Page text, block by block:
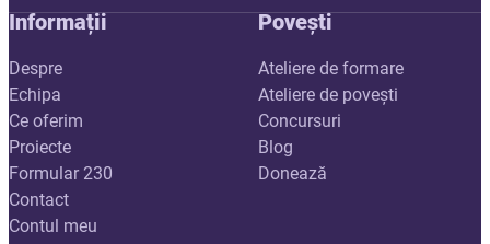
Informații
Despre
Echipa
Ce oferim
Proiecte
Formular 230
Contact
Contul meu
Povești
Ateliere de formare
Ateliere de povești
Concursuri
Blog
Donează